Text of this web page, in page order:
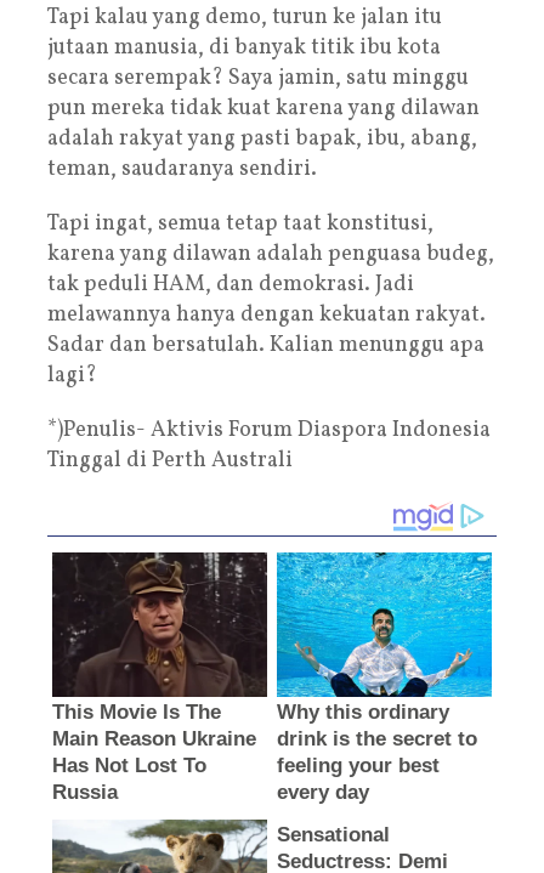
Tapi kalau yang demo, turun ke jalan itu
jutaan manusia, di banyak titik ibu kota
secara serempak? Saya jamin, satu minggu
pun mereka tidak kuat karena yang dilawan
adalah rakyat yang pasti bapak, ibu, abang,
teman, saudaranya sendiri.
Tapi ingat, semua tetap taat konstitusi,
karena yang dilawan adalah penguasa budeg,
tak peduli HAM, dan demokrasi. Jadi
melawannya hanya dengan kekuatan rakyat.
Sadar dan bersatulah. Kalian menunggu apa
lagi?
*)Penulis- Aktivis Forum Diaspora Indonesia
Tinggal di Perth Australi